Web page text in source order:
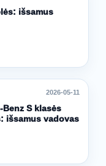
išsamus
2026-05-11
S klasės
išsamus vadovas